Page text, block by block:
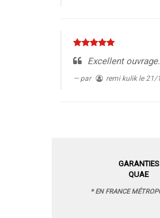
Excellent
par remi kulik le 21/
GARANTIES
QUAE
* EN FRANCE